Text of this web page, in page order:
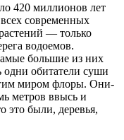
420 миллионов лет
современных
— только
водоемов.
большие из них
обитатели суши
миром флоры. Они-
метров ввысь и
это были, деревья,